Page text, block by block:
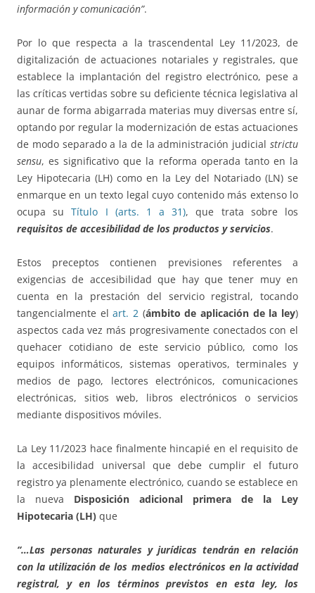
información y comunicación”.
Por lo que respecta a la trascendental Ley 11/2023, de
digitalización de actuaciones notariales y registrales, que
establece la implantación del registro electrónico, pese a
las críticas vertidas sobre su deficiente técnica legislativa al
aunar de forma abigarrada materias muy diversas entre sí,
optando por regular la modernización de estas actuaciones
de modo separado a la de la administración judicial strictu
sensu, es significativo que la reforma operada tanto en la
Ley Hipotecaria (LH) como en la Ley del Notariado (LN) se
enmarque en un texto legal cuyo contenido más extenso lo
ocupa suTítulo I (arts. 1 a 31), que trata sobre los
requisitos de accesibilidad de los productos y servicios.
Estos preceptos contienen previsiones referentes a
exigencias de accesibilidad que hay que tener muy en
cuenta en la prestación del servicio registral, tocando
tangencialmente elart. 2 (ámbito de aplicación de la ley)
aspectos cada vez más progresivamente conectados con el
quehacer cotidiano de este servicio público, como los
equipos informáticos, sistemas operativos, terminales y
medios de pago, lectores electrónicos, comunicaciones
electrónicas, sitios web, libros electrónicos o servicios
mediante dispositivos móviles.
La Ley 11/2023 hace finalmente hincapié en el requisito de
la accesibilidad universal que debe cumplir el futuro
registro ya plenamente electrónico, cuando se establece en
la nueva Disposición adicional primera de la Ley
Hipotecaria (LH) que
“…Las personas naturales y jurídicas tendrán en relación
con la utilización de los medios electrónicos en la actividad
registral, y en los términos previstos en esta ley, los